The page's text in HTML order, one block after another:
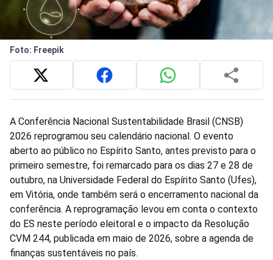
Foto: Freepik
A Conferência Nacional Sustentabilidade Brasil (CNSB)
2026 reprogramou seu calendário nacional. O evento
aberto ao público no Espírito Santo, antes previsto para o
primeiro semestre, foi remarcado para os dias 27 e 28 de
outubro, na Universidade Federal do Espírito Santo (Ufes),
em Vitória, onde também será o encerramento nacional da
conferência. A reprogramação levou em conta o contexto
do ES neste período eleitoral e o impacto da Resolução
CVM 244, publicada em maio de 2026, sobre a agenda de
finanças sustentáveis no país.